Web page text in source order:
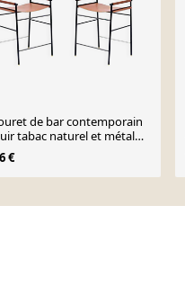
de bar contemporain
tabac naturel et métal
€